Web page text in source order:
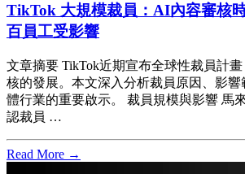
TikTok 大規模裁員：AI內容審核
百員工受影響
文章摘要 TikTok近期宣布全球性裁員計
核的發展。本文深入分析裁員原因、影
體行業的重要啟示。 裁員規模與影響 馬
認裁員 …
Read More →